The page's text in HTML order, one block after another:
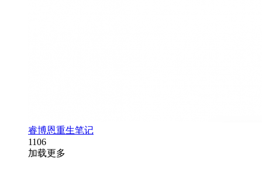
睿博恩重生笔记
1106
加载更多